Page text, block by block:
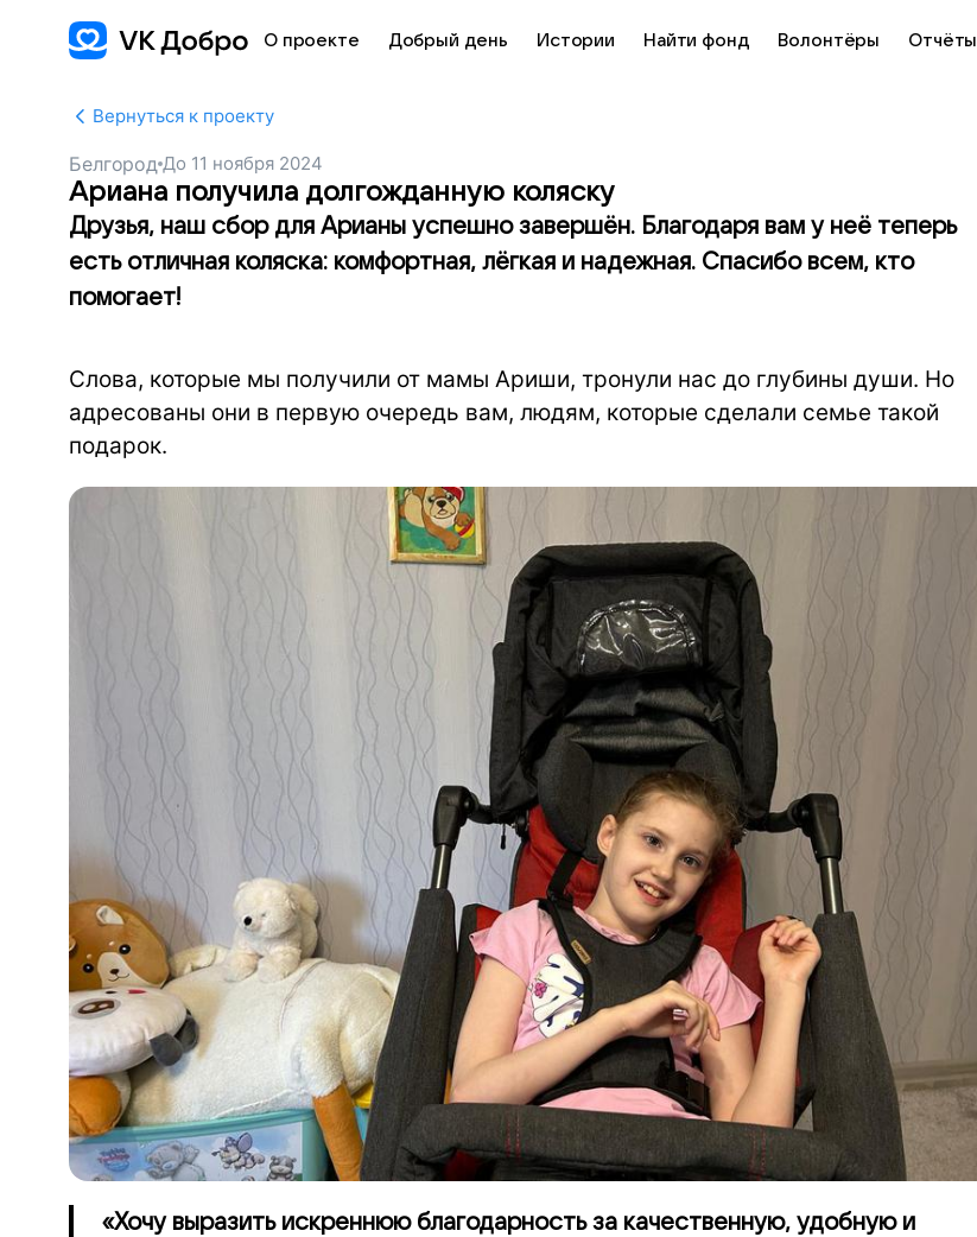
О проекте Добрый день Истории Найти фонд Волонтёры Отчёты
Вернуться к проекту
Белгород До 11 ноября 2024
Ариана получила долгожданную коляску
Друзья, наш сбор для Арианы успешно завершён. Благодаря вам у неё теперь
есть отличная коляска: комфортная, лёгкая и надежная. Спасибо всем, кто
помогает!
Слова, которые мы получили от мамы Ариши, тронули нас до глубины души. Но
адресованы они в первую очередь вам, людям, которые сделали семье такой
подарок.
«Хочу выразить искреннюю благодарность за качественную, удобную и